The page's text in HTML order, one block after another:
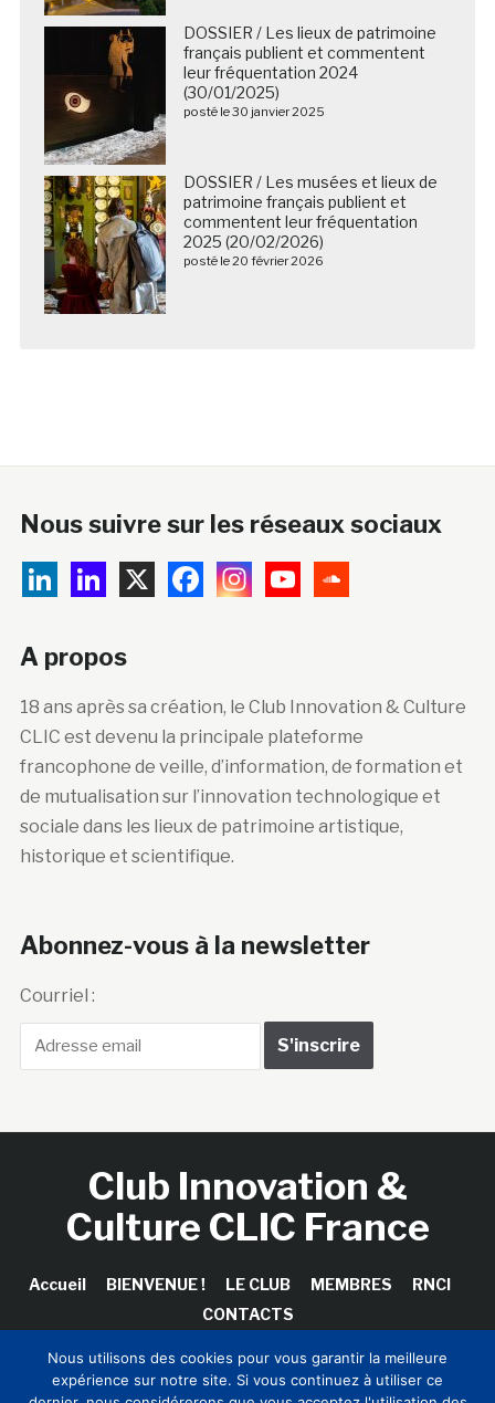
DOSSIER / Les lieux de patrimoine
français publient et commentent
leur fréquentation 2024
(30/01/2025)
posté le 30 janvier 2025
DOSSIER / Les musées et lieux de
patrimoine français publient et
commentent leur fréquentation
2025 (20/02/2026)
posté le 20 février 2026
Nous suivre sur les réseaux sociaux
A propos
18 ans après sa création, le Club Innovation & Culture
CLIC est devenu la principale plateforme
francophone de veille, d’information, de formation et
de mutualisation sur l’innovation technologique et
sociale dans les lieux de patrimoine artistique,
historique et scientifique.
Abonnez-vous à la newsletter
Courriel :
Club Innovation &
Culture CLIC France
Accueil BIENVENUE ! LE CLUB MEMBRES
RNCI
CONTACTS
Nous utilisons des cookies pour vous garantir la meilleure
expérience sur notre site. Si vous continuez à utiliser ce